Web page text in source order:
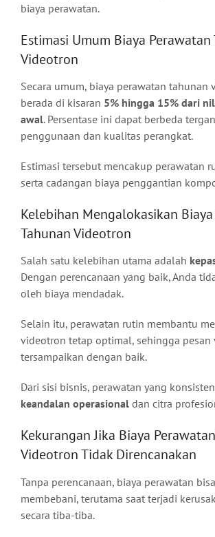
biaya perawatan.
Estimasi Umum Biaya Perawatan
Videotron
Secara umum, biaya perawatan tahunan
berada di kisaran 5% hingga 15% dari
awal. Persentase ini dapat berbeda
penggunaan dan kualitas perangkat.
Estimasi tersebut mencakup perawatan
serta cadangan biaya penggantian
Kelebihan Mengalokasikan
Tahunan Videotron
Salah satu kelebihan utama adalah
Dengan perencanaan yang baik, Anda
oleh biaya mendadak.
Selain itu, perawatan rutin membantu
videotron tetap optimal, sehingga pesan
tersampaikan dengan baik.
Dari sisi bisnis, perawatan yang
keandalan operasional dan citra
Kekurangan Jika Biaya
Videotron Tidak Direncanakan
Tanpa perencanaan, biaya perawatan
membebani, terutama saat terjadi
secara tiba-tiba.